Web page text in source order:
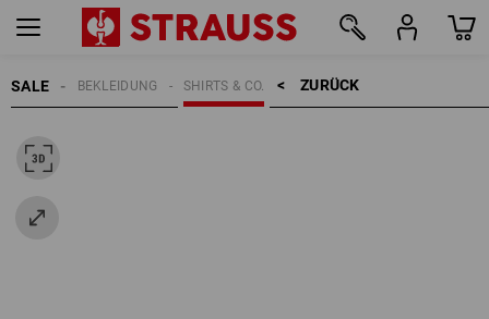
SALE ZURÜCK    >
SHIRTS & CO.
BEKLEIDUNG